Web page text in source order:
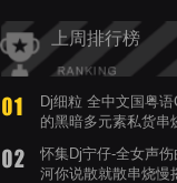
上周排行榜
Dj细粒 全中文国粤
的黑暗多元素私货串
怀集Dj宁仔-全女声
河你说散就散串烧慢